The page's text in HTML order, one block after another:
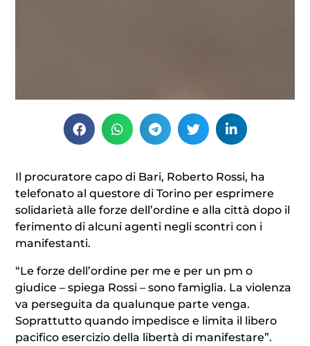
Il procuratore capo di Bari, Roberto Rossi, ha
telefonato al questore di Torino per esprimere
solidarietà alle forze dell’ordine e alla città dopo il
ferimento di alcuni agenti negli scontri con i
manifestanti.
“Le forze dell’ordine per me e per un pm o
giudice – spiega Rossi – sono famiglia. La violenza
va perseguita da qualunque parte venga.
Soprattutto quando impedisce e limita il libero
pacifico esercizio della libertà di manifestare”.